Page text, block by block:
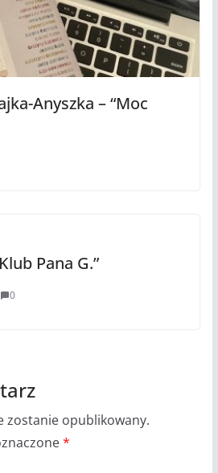
Anyszka – “Moc
Pana G.”
0
zostanie opublikowany.
*